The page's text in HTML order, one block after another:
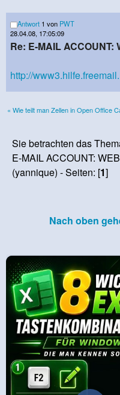
Antwort 1 von PWT
28.04.08, 17:05:09
Re: E-MAIL ACCOUNT:
http://
« Wie teilt man Zellen in Open Office
Sie betrachten das
E-MAIL ACCOUNT:
(yannique) - Seiten: [1]
Nach oben